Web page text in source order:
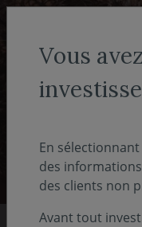
Aller au menu
Aller au contenu
Vous
En
des
des clients non
Avant tout